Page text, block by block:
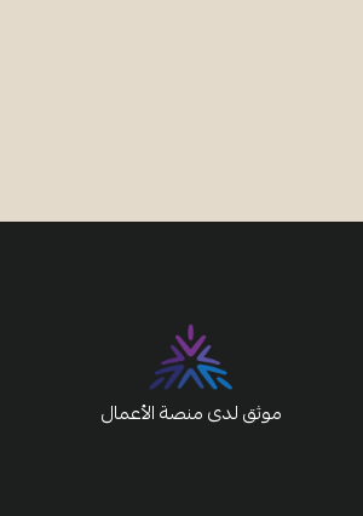
موثق لدى منصة الأعمال